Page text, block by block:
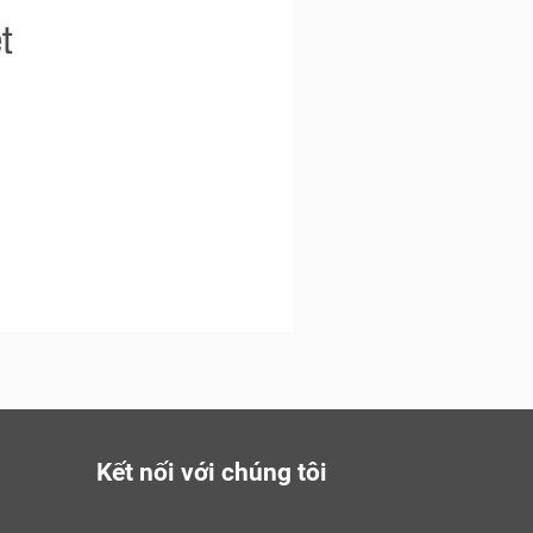
Kết nối với chúng tôi